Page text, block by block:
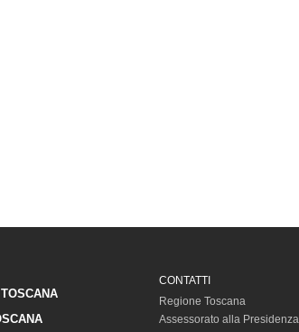
CONTATTI
Regione Toscana
Assessorato alla Presidenza